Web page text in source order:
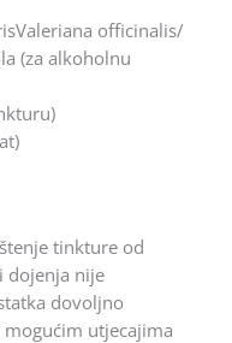
officinalis/
(za alkoholnu
tinkture od
dojenja nije
dovoljno
utjecajima